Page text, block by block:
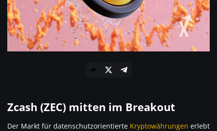
Zcash (ZEC) mitten im Breakout
Der Markt für datenschutzorientierte Kryptowährungen erlebt